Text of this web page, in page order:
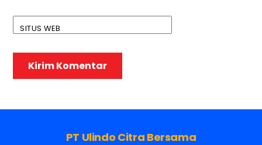
SITUS WEB
PT Ulindo Citra Bersama